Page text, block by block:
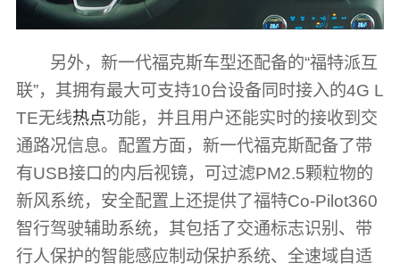
另外，新一代福克斯车型还配备的“福特派互
联”，其拥有最大可支持10台设备同时接入的4G L
TE无线热点功能，并且用户还能实时的接收到交
通路况信息。配置方面，新一代福克斯配备了带
有USB接口的内后视镜，可过滤PM2.5颗粒物的
新风系统，安全配置上还提供了福特Co-Pilot360
智行驾驶辅助系统，其包括了交通标志识别、带
行人保护的智能感应制动保护系统、全速域自适